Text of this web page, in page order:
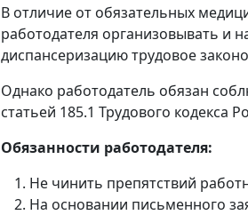
В отличие от обязательных
работодателя организовывать и
диспансеризацию трудовое
Однако работодатель обязан
статьей 185.1 Трудового кодекса
Обязанности работодателя:
Не чинить препятствий
На основании письменного